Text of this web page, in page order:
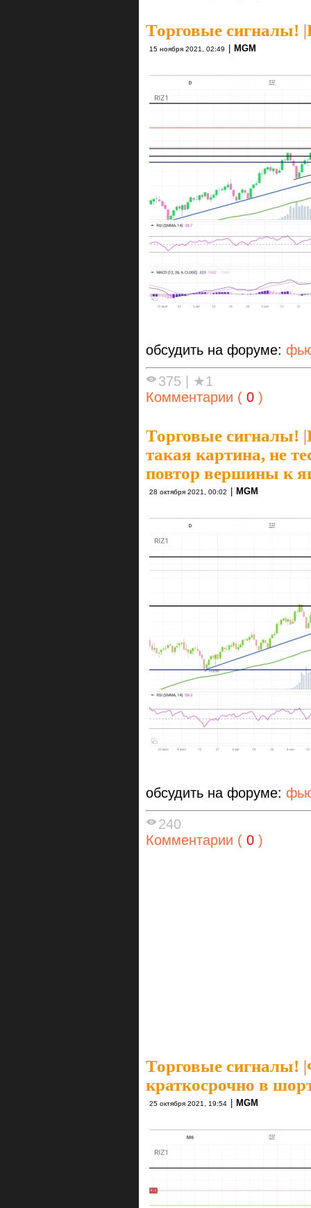
Торговые сигналы! |
15 ноября 2021, 02:49 MGM
обсудить на форуме:
375
★1
Комментарии ( 0 )
Торговые сигналы! |
такая картина, не
повтор вершины к
28 октября 2021, 00:02 MGM
обсудить на форуме:
240
Комментарии ( 0 )
Торговые сигналы! |
краткосрочно в
25 октября 2021, 19:54 | MGM